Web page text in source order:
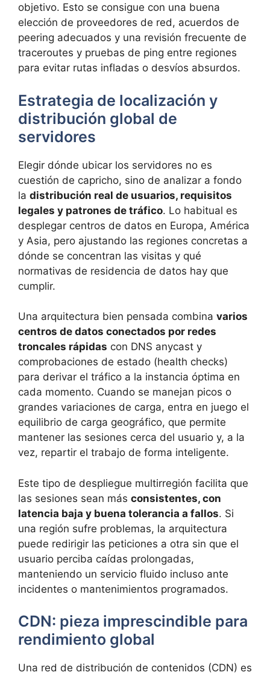
objetivo. Esto se consigue con una buena
elección de proveedores de red, acuerdos de
peering adecuados y una revisión frecuente de
traceroutes y pruebas de ping entre regiones
para evitar rutas infladas o desvíos absurdos.
Estrategia de localización y
distribución global de
servidores
Elegir dónde ubicar los servidores no es
cuestión de capricho, sino de analizar a fondo
la distribución real de usuarios, requisitos
legales y patrones de tráfico. Lo habitual es
desplegar centros de datos en Europa, América
y Asia, pero ajustando las regiones concretas a
dónde se concentran las visitas y qué
normativas de residencia de datos hay que
cumplir.
Una arquitectura bien pensada combina varios
centros de datos conectados por redes
troncales rápidas con DNS anycast y
comprobaciones de estado (health checks)
para derivar el tráfico a la instancia óptima en
cada momento. Cuando se manejan picos o
grandes variaciones de carga, entra en juego el
equilibrio de carga geográfico, que permite
mantener las sesiones cerca del usuario y, a la
vez, repartir el trabajo de forma inteligente.
Este tipo de despliegue multirregión facilita que
las sesiones sean más consistentes, con
latencia baja y buena tolerancia a fallos. Si
una región sufre problemas, la arquitectura
puede redirigir las peticiones a otra sin que el
usuario perciba caídas prolongadas,
manteniendo un servicio fluido incluso ante
incidentes o mantenimientos programados.
CDN: pieza imprescindible para
rendimiento global
Una red de distribución de contenidos (CDN) es